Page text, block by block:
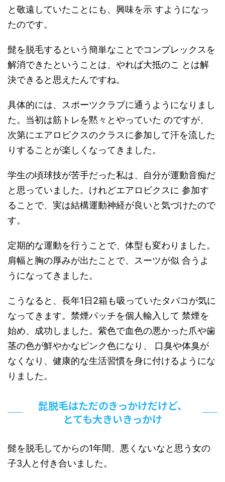
と敬遠していたことにも、興味を示 すようになっ
たのです。
髭を脱毛するという簡単なことでコンプレックスを
解消できたということは、やれば大抵のこ とは解
決できると思えたんですね。
具体的には、スポーツクラブに通うようになりまし
た。当初は筋トレを黙々とやっていた のですが、
次第にエアロビクスのクラスに参加して汗を流した
りすることが楽しくなってきました。
学生の頃球技が苦手だった私は、自分が運動音痴だ
と思っていました。けれどエアロビクスに 参加す
ることで、実は結構運動神経が良いと気づけたので
す。
定期的な運動を行うことで、体型も変わりました。
肩幅と胸の厚みが出たことで、スーツが似 合うよ
うになってきました。
こうなると、長年1日2箱も吸っていたタバコが気に
なってきます。禁煙パッチを個人輸入して 禁煙を
始め、成功しました。紫色で血色の悪かった爪や歯
茎の色が鮮やかなピンク色になり、 口臭や体臭が
なくなり、健康的な生活習慣を身に付けるようにな
りました。
髭脱毛はただのきっかけだけど、
とても大きいきっかけ
髭を脱毛してからの1年間、悪くないなと思う女の
子3人と付き合いました。